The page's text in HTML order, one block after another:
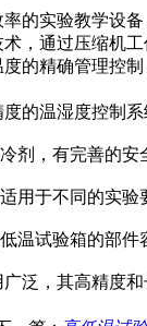
的实验教学设
，通过压缩机
的精确管理控
温湿度控制系
，有完善的安
于不同的实验
试验箱的部件
，其高精度和